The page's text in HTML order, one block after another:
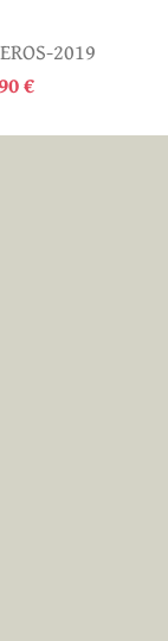
EROS-2019
€